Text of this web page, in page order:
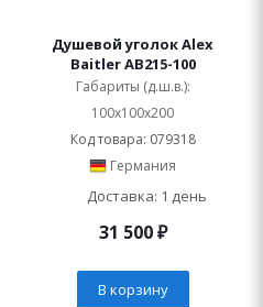
Душевой уголок Alex
Baitler AB215-100
Габариты (д.ш.в.):
100x100x200
Код товара: 079318
Германия
Доставка: 1 день
31 500₽
В корзину